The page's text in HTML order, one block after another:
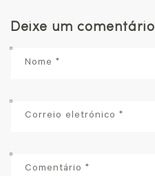
Deixe um comentário
Nome *
Correio eletrónico *
Comentário *